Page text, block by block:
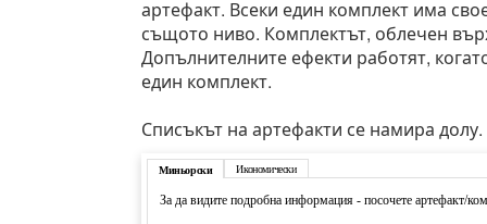
артефакт. Всеки един комплект има
същото ниво. Комплектът, облечен
Допълнителните ефекти работят,
един комплект.
Списъкът на артефакти се намира долу.